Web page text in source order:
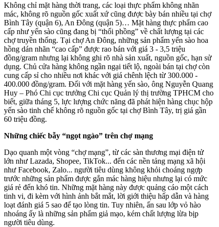
Không chỉ mặt hàng thời trang, các loại thực phẩm không nhãn
mác, không rõ nguồn gốc xuất xứ cũng được bày bán nhiều tại chợ
Bình Tây (quận 6), An Đông (quận 5)… Mặt hàng thực phẩm cao
cấp như yến sào cũng đang bị “thổi phồng” về chất lượng tại các
chợ truyền thống. Tại chợ An Đông, những sản phẩm yến sào hoa
hồng dán nhãn “cao cấp” được rao bán với giá 3 - 3,5 triệu
đồng/gram nhưng lại không ghi rõ nhà sản xuất, nguồn gốc, hạn sử
dụng. Chủ cửa hàng không ngần ngại tiết lộ, ngoài bán tại chợ còn
cung cấp sỉ cho nhiều nơi khác với giá chênh lệch từ 300.000 -
400.000 đồng/gram. Đối với mặt hàng yến sào, ông Nguyễn Quang
Huy – Phó Chi cục trưởng Chi cục Quản lý thị trường TPHCM cho
biết, giữa tháng 5, lực lượng chức năng đã phát hiện hàng chục hộp
yến sào tinh chế không rõ nguồn gốc tại chợ Bình Tây, trị giá gần
60 triệu đồng.
Những chiếc bẫy “ngọt ngào” trên chợ mạng
Dạo quanh một vòng “chợ mạng”, từ các sàn thương mại điện tử
lớn như Lazada, Shopee, TikTok... đến các nền tảng mạng xã hội
như Facebook, Zalo... người tiêu dùng không khỏi choáng ngợp
trước những sản phẩm được gắn mác hàng hiệu nhưng lại có mức
giá rẻ đến khó tin. Những mặt hàng này được quảng cáo một cách
tinh vi, đi kèm với hình ảnh bắt mắt, lời giới thiệu hấp dẫn và hàng
loạt đánh giá 5 sao để tạo lòng tin. Tuy nhiên, ẩn sau lớp vỏ hào
nhoáng ấy là những sản phẩm giả mạo, kém chất lượng lừa bịp
người tiêu dùng.